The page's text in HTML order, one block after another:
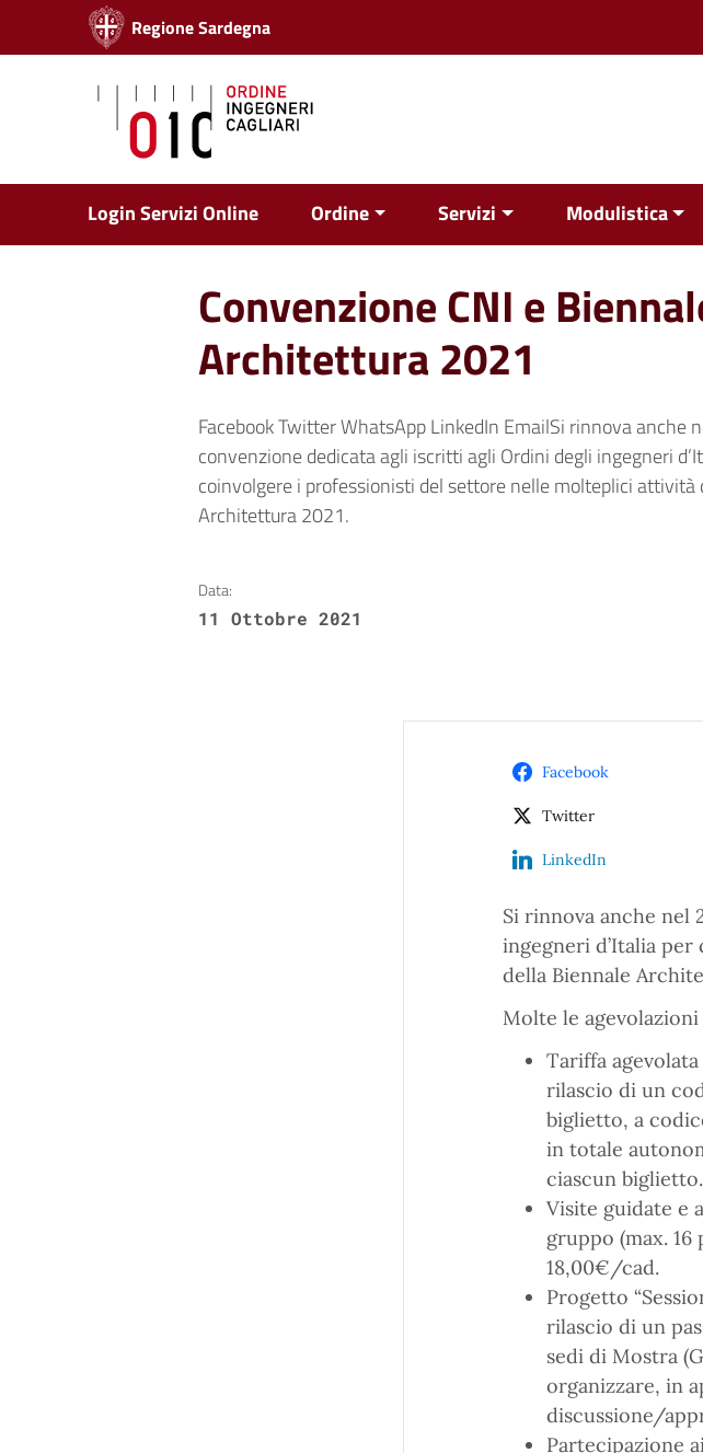
Vai ai contenuti
Vai al menu di navigazione
Regione Sardegna
Login Servizi Online Ordine Servizi Modulistica
Convenzione CNI e
Architettura 2021
Facebook Twitter WhatsApp LinkedIn EmailSi rinnova anche
convenzione dedicata agli iscritti agli Ordini degli ingegneri
coinvolgere i professionisti del settore nelle molteplici attività
Architettura 2021.
Data:
11 Ottobre 2021
Facebook
Twitter
LinkedIn
Si rinnova anche nel
ingegneri d’Italia
della Biennale
Molte le
Tariffa
rilascio di un
biglietto, a
in totale
ciascun biglietto.
Visite guidate e
gruppo (max.
18,00€/cad.
Progetto
rilascio di un
sedi di Mostra
organizzare, in
discussione/
Partecipazione